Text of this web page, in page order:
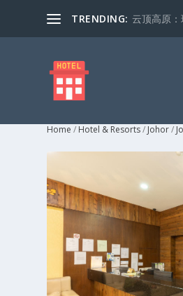
TRENDING: 云顶高原
Home / Hotel & Resorts/ Johor/